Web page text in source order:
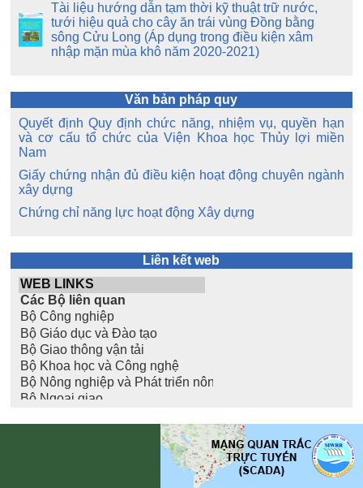
Tài liệu hướng dẫn tạm thời kỹ thuật trữ nước,
tưới hiệu quả cho cây ăn trái vùng Đồng bằng
sông Cửu Long (Áp dụng trong điều kiện xâm
nhập mặn mùa khô năm 2020-2021)
Văn bản pháp quy
Quyết định Quy định chức năng, nhiệm vụ, quyền hạn
và cơ cấu tổ chức của Viện Khoa học Thủy lợi miền
Nam
Giấy chứng nhận đủ điều kiện hoạt động chuyên ngành
xây dựng
Chứng chỉ năng lực hoạt động Xây dựng
Liên kết web